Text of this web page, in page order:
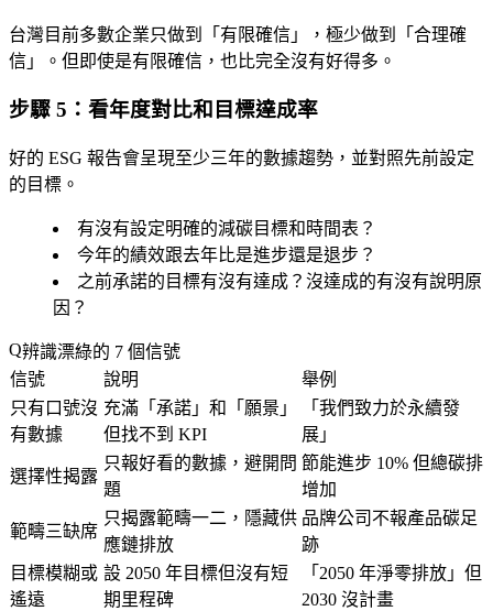
台灣目前多數企業只做到「有限確信」，極少做到「合理確
信」。但即使是有限確信，也比完全沒有好得多。
步驟 5：看年度對比和目標達成率
好的 ESG 報告會呈現至少三年的數據趨勢，並對照先前設定
的目標。
有沒有設定明確的減碳目標和時間表？
今年的績效跟去年比是進步還是退步？
之前承諾的目標有沒有達成？沒達成的有沒有說明原
因？
辨識漂綠的 7 個信號
信號
說明
舉例
只有口號沒
有數據
充滿「承諾」和「願景」
但找不到 KPI
「我們致力於永續發
展」
選擇性揭露
只報好看的數據，避開問
題
節能進步 10% 但總碳排
增加
範疇三缺席
只揭露範疇一二，隱藏供
應鏈排放
品牌公司不報產品碳足
跡
目標模糊或
遙遠
設 2050 年目標但沒有短
期里程碑
「2050 年淨零排放」但
2030 沒計畫